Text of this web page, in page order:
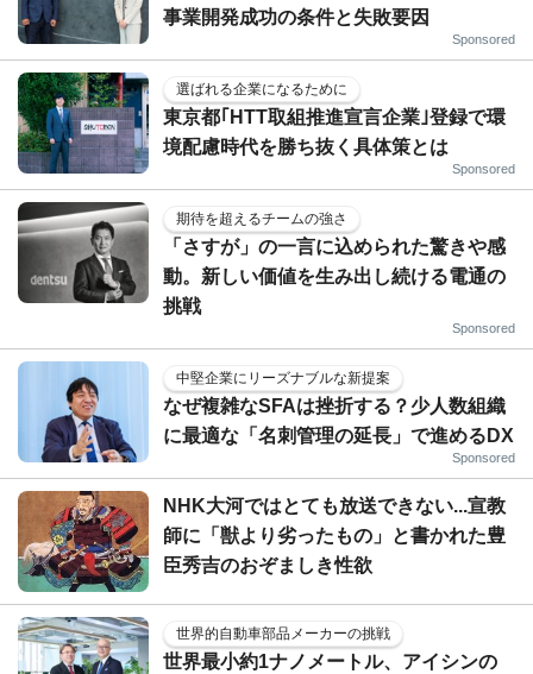
事業開発成功の条件と失敗要因
Sponsored
選ばれる企業になるために
東京都｢HTT取組推進宣言企業｣登録で環
境配慮時代を勝ち抜く具体策とは
Sponsored
期待を超えるチームの強さ
「さすが」の一言に込められた驚きや感
動。新しい価値を生み出し続ける電通の
挑戦
Sponsored
中堅企業にリーズナブルな新提案
なぜ複雑なSFAは挫折する？少人数組織
に最適な「名刺管理の延長」で進めるDX
Sponsored
NHK大河ではとても放送できない...宣教
師に「獣より劣ったもの」と書かれた豊
臣秀吉のおぞましき性欲
世界的自動車部品メーカーの挑戦
世界最小約1ナノメートル、アイシンの